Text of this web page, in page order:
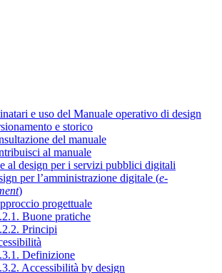
e uso del Manuale operativo di design
e storico
del manuale
al manuale
al design per i servizi pubblici digitali
per l’amministrazione digitale (e-
)
progettuale
Buone pratiche
Principi
Definizione
Accessibilità by design